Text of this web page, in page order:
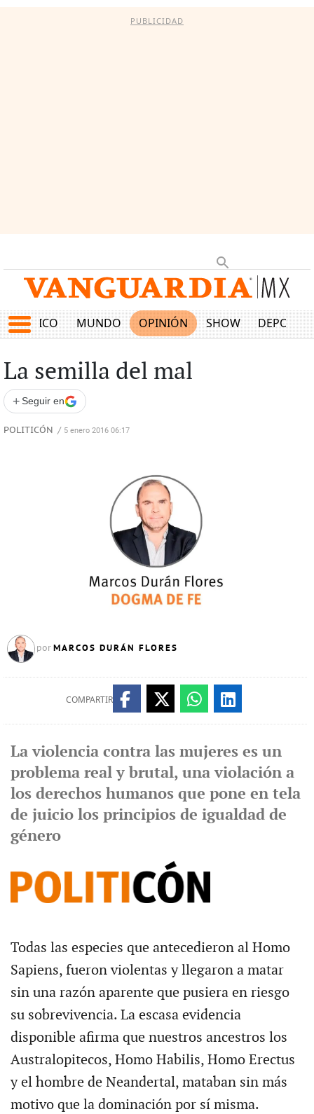
PUBLICIDAD
MÉXICO MUNDO OPINIÓN SHOW
La semilla del mal
+ Seguir en
POLITICÓN / 5 enero 2016 06:17
por MARCOS DURÁN FLORES
COMPARTIR
La violencia contra las mujeres es un
problema real y brutal, una violación a
los derechos humanos que pone en tela
de juicio los principios de igualdad de
género
Todas las especies que antecedieron al Homo
Sapiens, fueron violentas y llegaron a matar
sin una razón aparente que pusiera en riesgo
su sobrevivencia. La escasa evidencia
disponible afirma que nuestros ancestros los
Australopitecos, Homo Habilis, Homo Erectus
y el hombre de Neandertal, mataban sin más
motivo que la dominación por sí misma.